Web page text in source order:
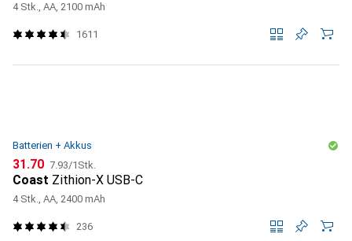
4 Stk., AA, 2100 mAh
1611
Batterien + Akkus
CHF
31.70 CHF
7.93/1Stk.
Coast Zithion-X USB-C
4 Stk., AA, 2400 mAh
236